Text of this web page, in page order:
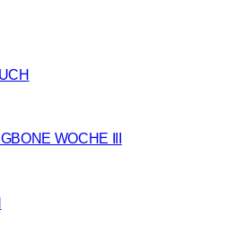
WOCHE III